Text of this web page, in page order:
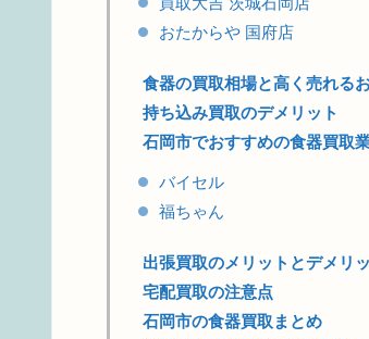
おたからや 国府店
食器の買取相場と高く売れる
持ち込み買取のデメリット
石岡市でおすすめの食器買取
バイセル
福ちゃん
出張買取のメリットとデメリ
宅配買取の注意点
石岡市の食器買取まとめ